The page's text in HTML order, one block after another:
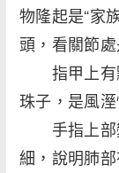
物隆起是“家
頭，看關節
指甲上有
珠子，是風
手指上部
細，說明肺